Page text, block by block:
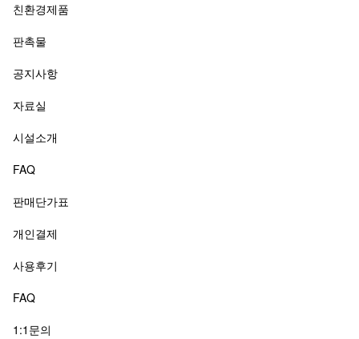
친환경제품
판촉물
공지사항
자료실
시설소개
FAQ
판매단가표
개인결제
사용후기
FAQ
1:1문의